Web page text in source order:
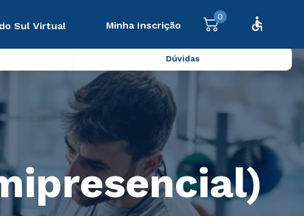
Sul Virtual Minha Inscrição
0
Dúvidas